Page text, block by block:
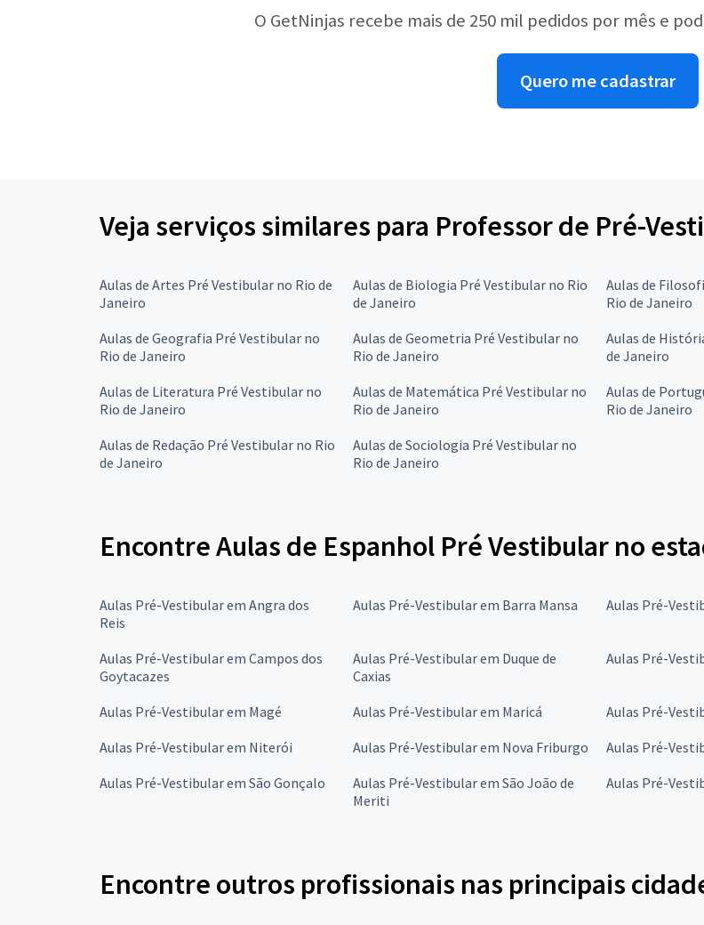
O GetNinjas recebe mais de 250 mil pedidos por mês e
Quero me cadastrar
Veja serviços similares para Professor de Pré-
Aulas de Artes Pré Vestibular no Rio de
Janeiro
Aulas de Biologia Pré Vestibular no Rio
de Janeiro
Aulas de
Rio de Janeiro
Aulas de Geografia Pré Vestibular no
Rio de Janeiro
Aulas de Geometria Pré Vestibular no
Rio de Janeiro
Aulas de
de Janeiro
Aulas de Literatura Pré Vestibular no
Rio de Janeiro
Aulas de Matemática Pré Vestibular no
Rio de Janeiro
Aulas de
Rio de Janeiro
Aulas de Redação Pré Vestibular no Rio
de Janeiro
Aulas de Sociologia Pré Vestibular no
Rio de Janeiro
Encontre Aulas de Espanhol Pré Vestibular no
Aulas Pré-Vestibular em Angra dos
Reis
Aulas Pré-Vestibular em Barra Mansa Aulas Pré-
Aulas Pré-Vestibular em Campos dos
Goytacazes
Aulas Pré-Vestibular em Duque de
Caxias
Aulas Pré-
Aulas Pré-Vestibular em Magé Aulas Pré-Vestibular em Maricá Aulas Pré-
Aulas Pré-Vestibular em Niterói
Aulas Pré-Vestibular em Nova Friburgo Aulas Pré-
Aulas Pré-Vestibular em São Gonçalo
Aulas Pré-Vestibular em São João de
Meriti
Aulas Pré-
Encontre outros profissionais nas principais